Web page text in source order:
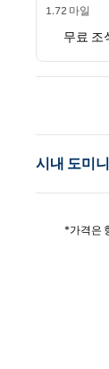
1.72 마일
무료 조
시내 도미
*가격은